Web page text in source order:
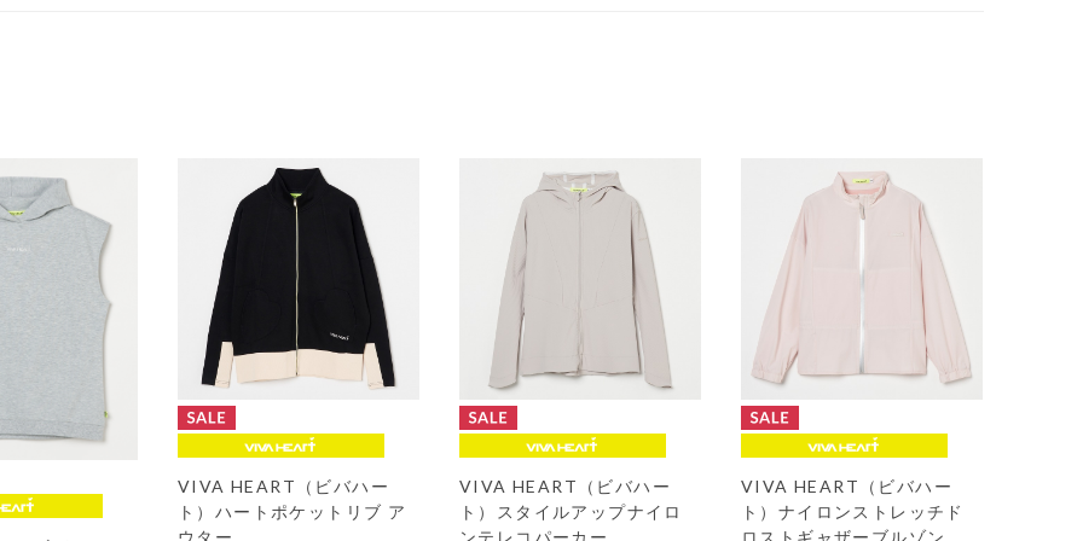
VIVA HEART（ビバハー
ト）ハートポケットリブ ア
ウター
VIVA HEART（ビバハー
ト）スタイルアップナイロ
ンテレコパーカー
VIVA HEART（ビバハー
ト）ナイロンストレッチド
ロストギャザーブルゾン